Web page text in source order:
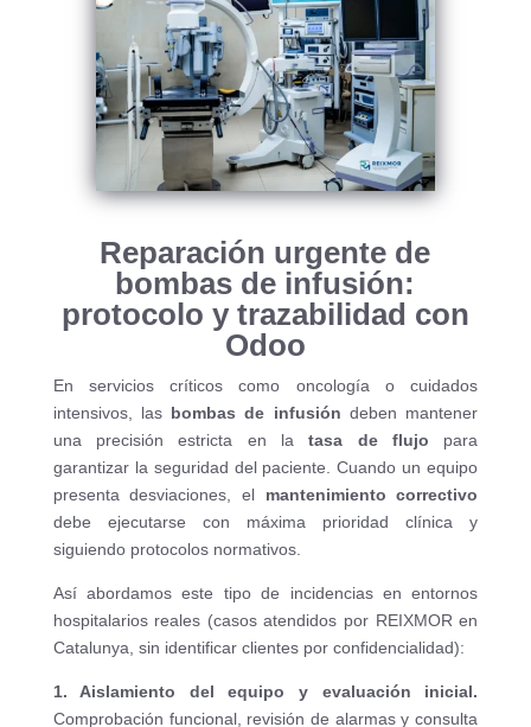
Reparación urgente de
bombas de infusión:
protocolo y trazabilidad con
Odoo
En servicios críticos como oncología o cuidados
intensivos, las bombas de infusión deben mantener
una precisión estricta en latasa de flujo para
garantizar la seguridad del paciente. Cuando un equipo
presenta desviaciones, el mantenimiento correctivo
debe ejecutarse con máxima prioridad clínica y
siguiendo protocolos normativos.
Así abordamos este tipo de incidencias en entornos
hospitalarios reales (casos atendidos por REIXMOR en
Catalunya, sin identificar clientes por confidencialidad):
1. Aislamiento del equipo y evaluación inicial.
Comprobación funcional, revisión de alarmas y consulta